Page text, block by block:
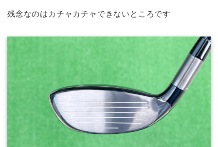
残念なのはカチャカチャできないところです